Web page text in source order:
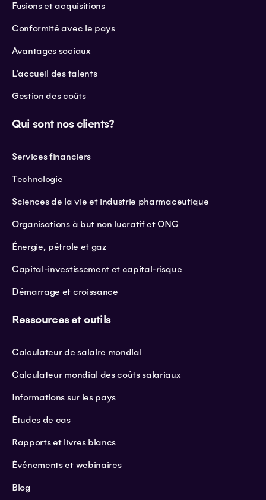
Fusions et acquisitions
Conformité avec le pays
Avantages sociaux
L'accueil des talents
Gestion des coûts
Qui sont nos clients?
Services financiers
Technologie
Sciences de la vie et industrie pharmaceutique
Organisations à but non lucratif et ONG
Énergie, pétrole et gaz
Capital-investissement et capital-risque
Démarrage et croissance
Ressources et outils
Calculateur de salaire mondial
Calculateur mondial des coûts salariaux
Informations sur les pays
Études de cas
Rapports et livres blancs
Événements et webinaires
Blog